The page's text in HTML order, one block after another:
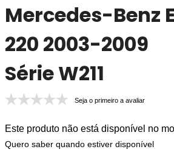
Mercedes-Benz
220 2003-2009
Série W211
Seja o primeiro a avaliar
Este produto não está disponível no
Quero saber quando estiver disponível